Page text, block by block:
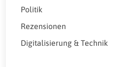
Politik
Rezensionen
Digitalisierung & Technik